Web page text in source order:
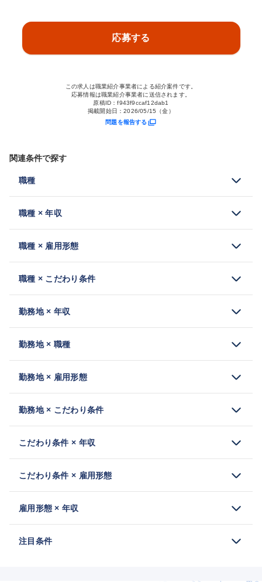
応募する
この求人は職業紹介事業者による紹介案件です。
応募情報は職業紹介事業者に送信されます。
原稿ID：f943f9ccaf12dab1
掲載開始日：2026/05/15（金）
問題を報告する
関連条件で探す
職種
職種 × 年収
職種 × 雇用形態
職種 × こだわり条件
勤務地 × 年収
勤務地 × 職種
勤務地 × 雇用形態
勤務地 × こだわり条件
こだわり条件 × 年収
こだわり条件 × 雇用形態
雇用形態 × 年収
注目条件